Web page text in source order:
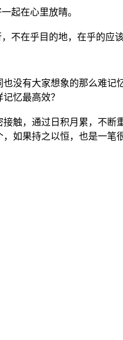
起在心里放晴。
，不在乎目的地，在乎的
没有大家想象的那么难记
忆最高效？
触，通过日积月累，不
如果持之以恒，也是一笔